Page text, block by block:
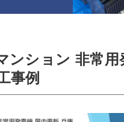
マンション 非常
事例